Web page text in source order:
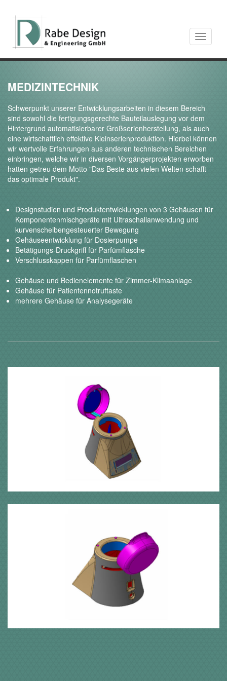
Toggle
MEDIZINTECHNIK
Schwerpunkt unserer Entwicklungsarbeiten in diesem Bereich
sind sowohl die fertigungsgerechte Bauteilauslegung vor dem
Hintergrund automatisierbarer Großserienherstellung, als auch
eine wirtschaftlich effektive Kleinserienproduktion. Hierbei können
wir wertvolle Erfahrungen aus anderen technischen Bereichen
einbringen, welche wir in diversen Vorgängerprojekten erworben
hatten getreu dem Motto "Das Beste aus vielen Welten schafft
das optimale Produkt".
Designstudien und Produktentwicklungen von 3 Gehäusen für
Komponentenmischgeräte mit Ultraschallanwendung und
kurvenscheibengesteuerter Bewegung
Gehäuseentwicklung für Dosierpumpe
Betätigungs-Druckgriff für Parfümflasche
Verschlusskappen für Parfümflaschen
Gehäuse und Bedienelemente für Zimmer-Klimaanlage
Gehäuse für Patientennotruftaste
mehrere Gehäuse für Analysegeräte